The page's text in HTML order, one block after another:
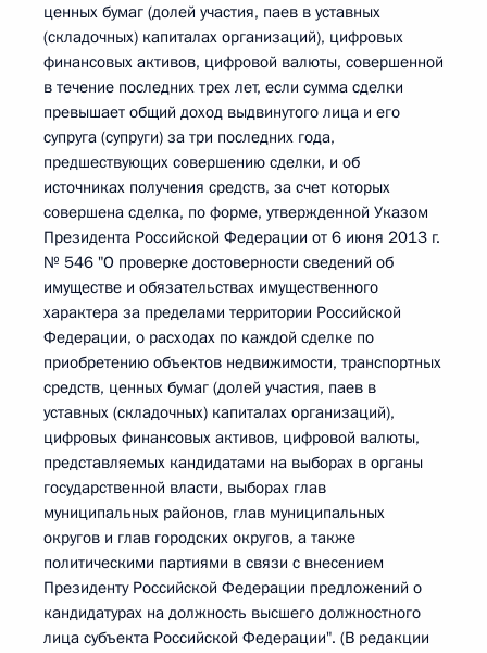
ценных бумаг (долей участия, паев в уставных
(складочных) капиталах организаций), цифровых
финансовых активов, цифровой валюты, совершенной
в течение последних трех лет, если сумма сделки
превышает общий доход выдвинутого лица и его
супруга (супруги) за три последних года,
предшествующих совершению сделки, и об
источниках получения средств, за счет которых
совершена сделка, по форме, утвержденной Указом
Президента Российской Федерации от 6 июня 2013 г.
№ 546 "О проверке достоверности сведений об
имуществе и обязательствах имущественного
характера за пределами территории Российской
Федерации, о расходах по каждой сделке по
приобретению объектов недвижимости, транспортных
средств, ценных бумаг (долей участия, паев в
уставных (складочных) капиталах организаций),
цифровых финансовых активов, цифровой валюты,
представляемых кандидатами на выборах в органы
государственной власти, выборах глав
муниципальных районов, глав муниципальных
округов и глав городских округов, а также
политическими партиями в связи с внесением
Президенту Российской Федерации предложений о
кандидатурах на должность высшего должностного
лица субъекта Российской Федерации". (В редакции